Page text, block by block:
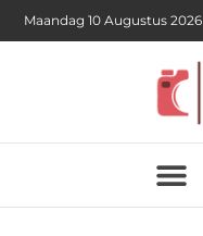
Maandag 10 Augustus 2026